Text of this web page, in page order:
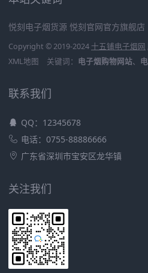
悦刻电子烟货源 悦刻官网官方旗舰店
Copyright © 2019-2024 十五铺电子烟网
XML地图
关键词： 电子烟购物网站、
联系我们
QQ：12345678
电话：0755-88886666
广东省深圳市宝安区龙华镇
关注我们